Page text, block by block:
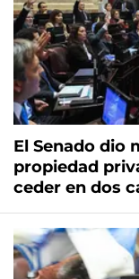
El Senado dio
propiedad
ceder en dos